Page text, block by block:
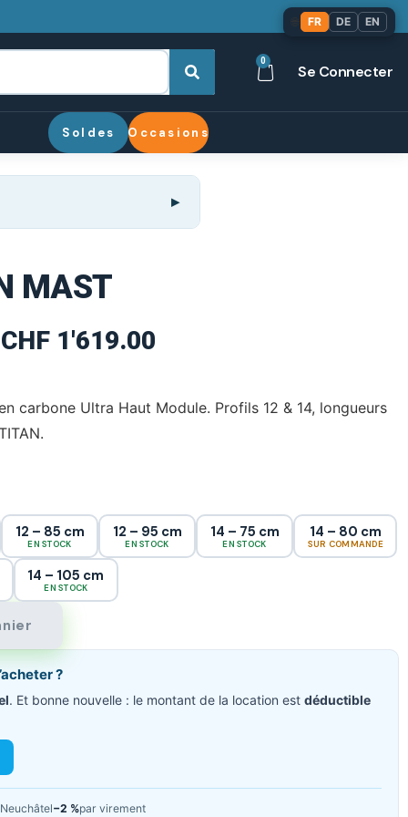
0
Se Connecter
Soldes Occasions
MAST
CHF 1'619.00
carbone Ultra Haut Module. Profils 12 & 14, longueurs
12 – 85 cm
EN STOCK
12 – 95 cm
EN STOCK
14 – 75 cm
EN STOCK
14 – 80 cm
SUR COMMANDE
14 – 105 cm
EN STOCK
?
. Et bonne nouvelle : le montant de la location est déductible
Neuchâtel−2 %par virement
FR DE EN